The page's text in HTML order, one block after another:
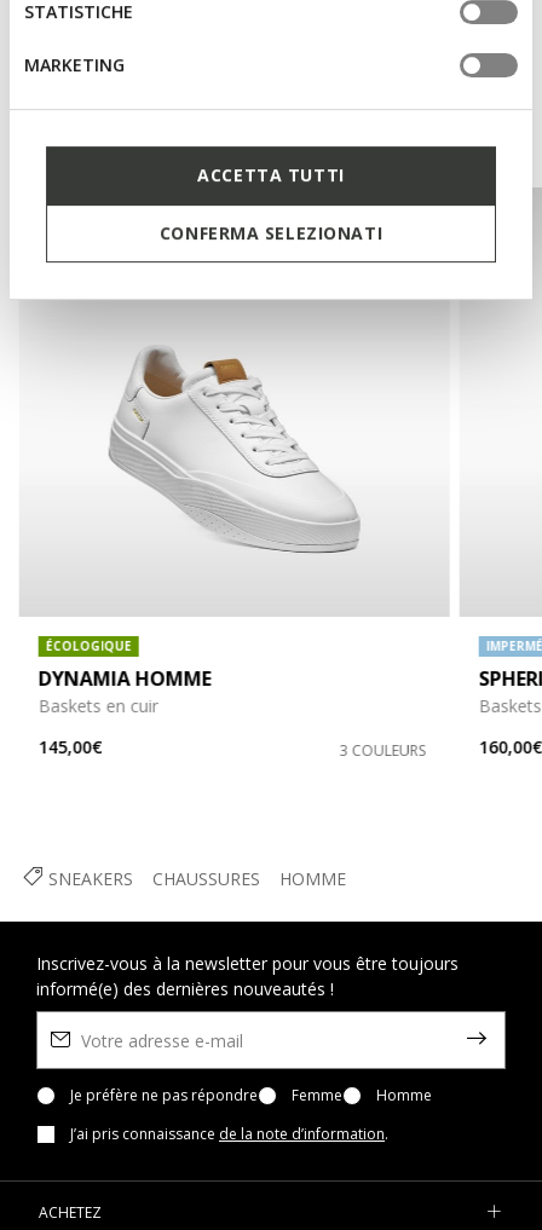
STATISTICHE
MARKETING
ACCETTA TUTTI
CONFERMA SELEZIONATI
Technologies
SNEAKERS CHAUSSURES HOMME
Vous pourriez aussi aimer
ÉCOLOGIQUE
DYNAMIA HOMME
Baskets en cuir
145,00€
3 COULEURS
160,00€
Inscrivez-vous à la newsletter pour vous être toujours
informé(e) des dernières nouveautés !
Je préfère ne pas répondre Femme
Homme
J’ai pris connaissance de la note d’information.
ACHETEZ